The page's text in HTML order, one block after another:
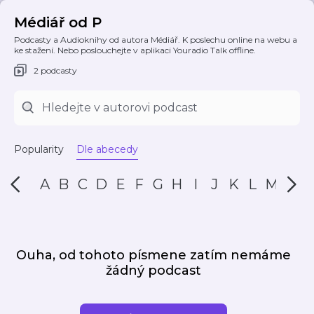
Médiář od P
Podcasty a Audioknihy od autora Médiář. K poslechu online na webu a
ke stažení. Nebo poslouchejte v aplikaci Youradio Talk offline.
2 podcasty
Popularity Dle abecedy
A B C D E F G H I J K L M N
Ouha, od tohoto písmene zatím nemáme
žádný podcast